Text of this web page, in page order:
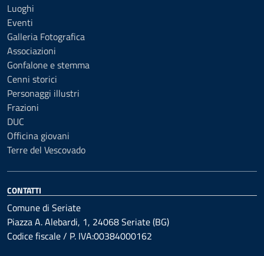
Luoghi
Eventi
Galleria Fotografica
Associazioni
Gonfalone e stemma
Cenni storici
Personaggi illustri
Frazioni
DUC
Officina giovani
Terre del Vescovado
CONTATTI
Comune di Seriate
Piazza A. Alebardi, 1, 24068 Seriate (BG)
Codice fiscale / P. IVA:00384000162